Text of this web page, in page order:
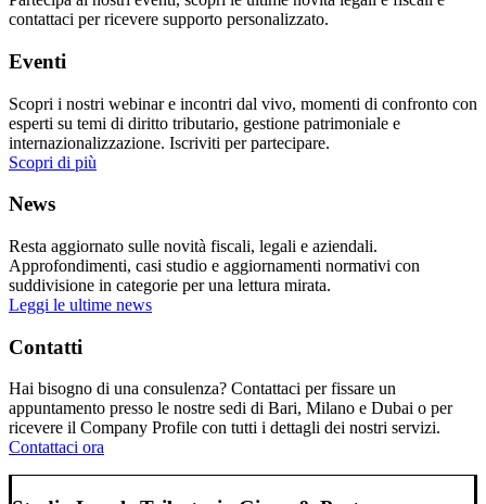
contattaci per ricevere supporto personalizzato.
Eventi
Scopri i nostri webinar e incontri dal vivo, momenti di confronto con
esperti su temi di diritto tributario, gestione patrimoniale e
internazionalizzazione. Iscriviti per partecipare.
Scopri di più
News
Resta aggiornato sulle novità fiscali, legali e aziendali.
Approfondimenti, casi studio e aggiornamenti normativi con
suddivisione in categorie per una lettura mirata.
Leggi le ultime news
Contatti
Hai bisogno di una consulenza? Contattaci per fissare un
appuntamento presso le nostre sedi di Bari, Milano e Dubai o per
ricevere il Company Profile con tutti i dettagli dei nostri servizi.
Contattaci ora